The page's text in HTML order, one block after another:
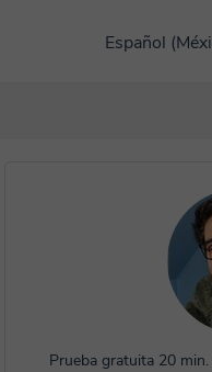
Español
Prueba gratuita 20 min.